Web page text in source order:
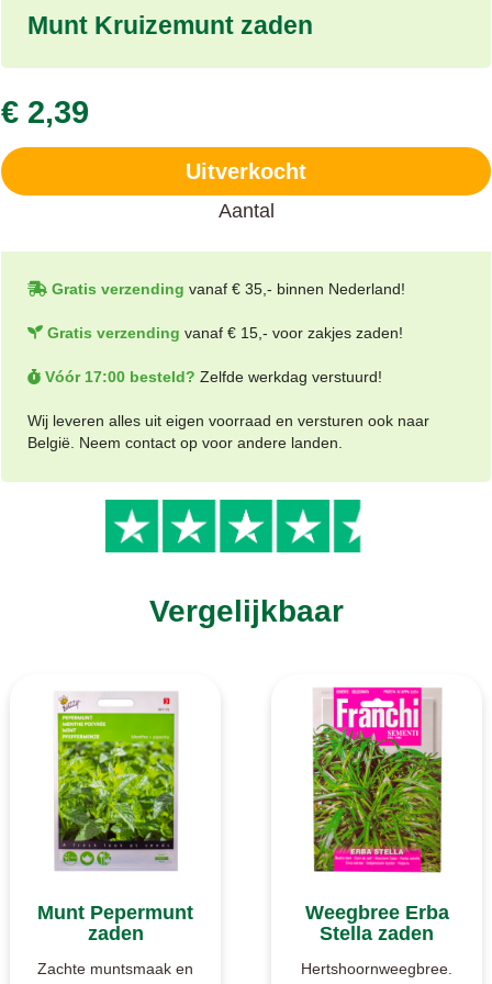
Munt Kruizemunt zaden
€ 2,39
Uitverkocht
Aantal
Gratis verzending vanaf € 35,- binnen Nederland!
Gratis verzending vanaf € 15,- voor zakjes zaden!
Vóór 17:00 besteld? Zelfde werkdag verstuurd!
Wij leveren alles uit eigen voorraad en versturen ook naar
België. Neem contact op voor andere landen.
Vergelijkbaar
Munt Pepermunt
zaden
Zachte muntsmaak en
Weegbree Erba
Stella zaden
Hertshoornweegbree.